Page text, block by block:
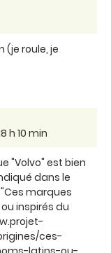
(je roule, je
h 10 min
"Volvo" est bien
dans le
marques
inspirés du
ces-